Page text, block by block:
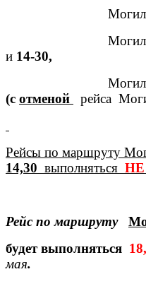
Могилёв
Могилёв
и 14-30,
Могилёв
(с отменой рейса
Рейсы по маршруту
14,30 выполняться НЕ
Рейс по маршруту
будет выполняться
мая.